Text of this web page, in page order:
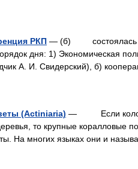
РКП — (б) состоялась в
дня: 1) Экономическая
А. И. Свидерский), б)
(Actiniaria) — Если
то крупные коралловые
На многих языках они и